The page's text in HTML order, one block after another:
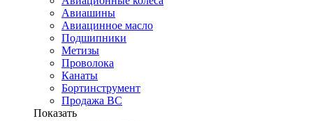
Авиашины
Авиацинное масло
Подшипники
Метизы
Проволока
Канаты
Бортинструмент
Продажа ВС
Показать